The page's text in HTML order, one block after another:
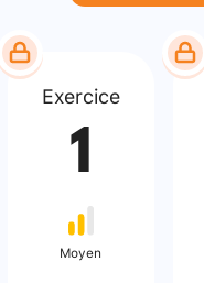
Exercice
1
Moyen